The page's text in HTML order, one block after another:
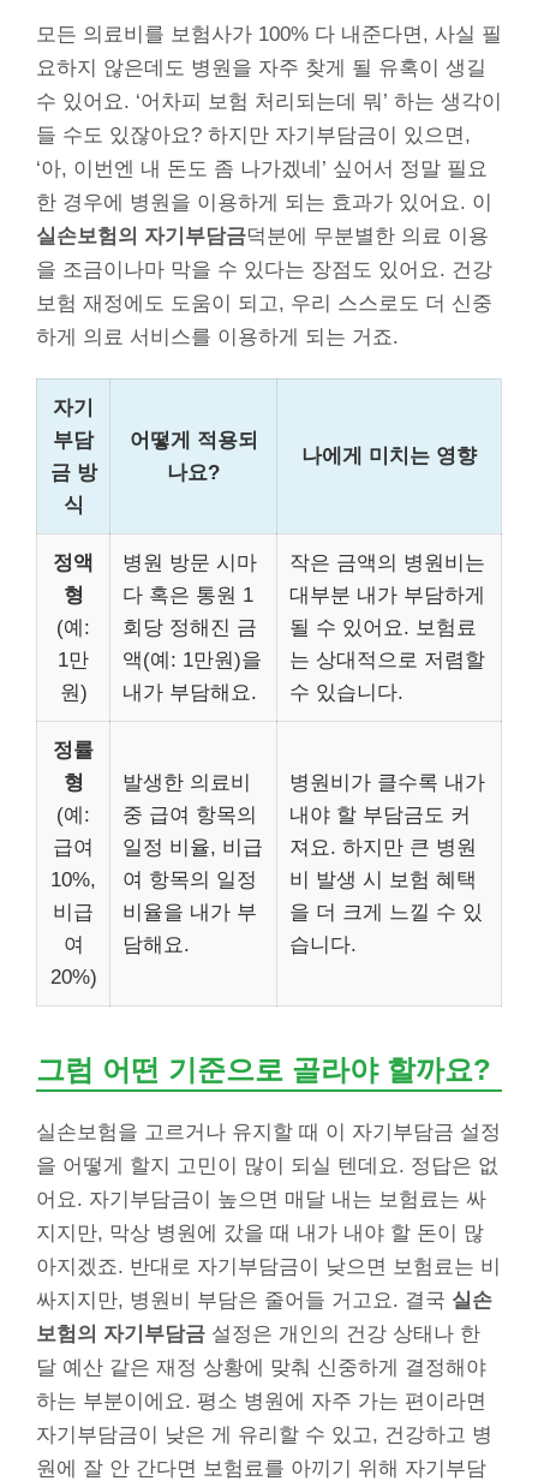
모든 의료비를 보험사가 100% 다 내준다면, 사실 필
요하지 않은데도 병원을 자주 찾게 될 유혹이 생길
수 있어요. ‘어차피 보험 처리되는데 뭐’ 하는 생각이
들 수도 있잖아요? 하지만 자기부담금이 있으면,
‘아, 이번엔 내 돈도 좀 나가겠네’ 싶어서 정말 필요
한 경우에 병원을 이용하게 되는 효과가 있어요. 이
실손보험의 자기부담금덕분에 무분별한 의료 이용
을 조금이나마 막을 수 있다는 장점도 있어요. 건강
보험 재정에도 도움이 되고, 우리 스스로도 더 신중
하게 의료 서비스를 이용하게 되는 거죠.
자기
부담
금 방
식
어떻게 적용되
나요?
나에게 미치는 영향
정액
형
(예:
1만
원)
병원 방문 시마
다 혹은 통원 1
회당 정해진 금
액(예: 1만원)을
내가 부담해요.
작은 금액의 병원비는
대부분 내가 부담하게
될 수 있어요. 보험료
는 상대적으로 저렴할
수 있습니다.
정률
형
(예:
급여
10%,
비급
여
20%)
발생한 의료비
중 급여 항목의
일정 비율, 비급
여 항목의 일정
비율을 내가 부
담해요.
병원비가 클수록 내가
내야 할 부담금도 커
져요. 하지만 큰 병원
비 발생 시 보험 혜택
을 더 크게 느낄 수 있
습니다.
그럼 어떤 기준으로 골라야 할까요?
실손보험을 고르거나 유지할 때 이 자기부담금 설정
을 어떻게 할지 고민이 많이 되실 텐데요. 정답은 없
어요. 자기부담금이 높으면 매달 내는 보험료는 싸
지지만, 막상 병원에 갔을 때 내가 내야 할 돈이 많
아지겠죠. 반대로 자기부담금이 낮으면 보험료는 비
싸지지만, 병원비 부담은 줄어들 거고요. 결국 실손
보험의 자기부담금 설정은 개인의 건강 상태나 한
달 예산 같은 재정 상황에 맞춰 신중하게 결정해야
하는 부분이에요. 평소 병원에 자주 가는 편이라면
자기부담금이 낮은 게 유리할 수 있고, 건강하고 병
원에 잘 안 간다면 보험료를 아끼기 위해 자기부담